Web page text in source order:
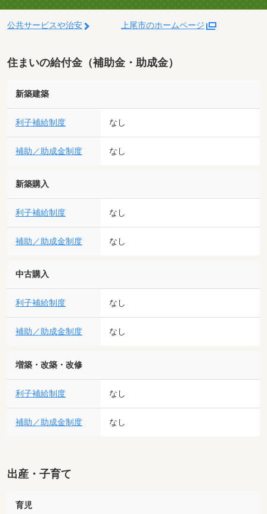
公共サービスや治安 上尾市のホームページ
住まいの給付金（補助金・助成金）
新築建築
利子補給制度 なし
補助／助成金制度 なし
新築購入
利子補給制度 なし
補助／助成金制度 なし
中古購入
利子補給制度 なし
補助／助成金制度 なし
増築・改築・改修
利子補給制度 なし
補助／助成金制度 なし
出産・子育て
育児